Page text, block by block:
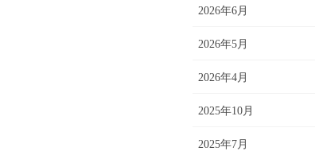
2026年6月
2026年5月
2026年4月
2025年10月
2025年7月